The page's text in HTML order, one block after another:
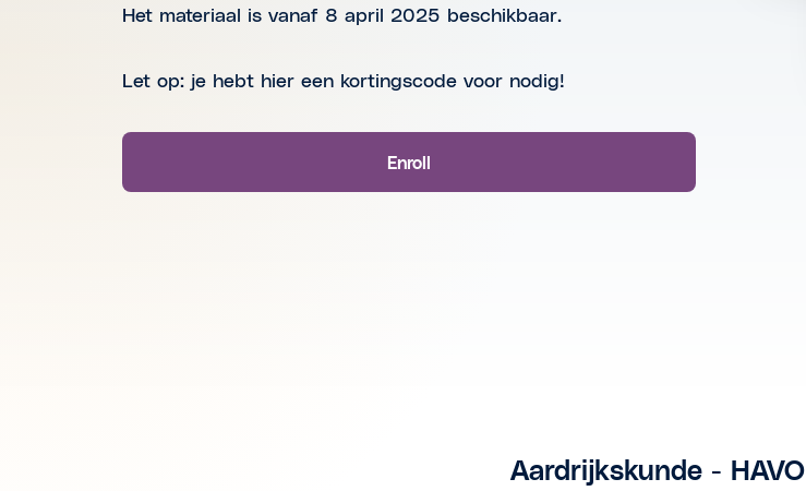
Het materiaal is vanaf 8 april 2025 beschikbaar.
Let op: je hebt hier een kortingscode voor nodig!
Enroll
Aardrijkskunde - HAVO